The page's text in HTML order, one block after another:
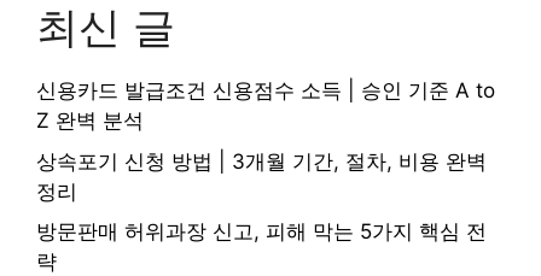
최신 글
신용카드 발급조건 신용점수 소득 | 승인 기준 A to
Z 완벽 분석
상속포기 신청 방법 | 3개월 기간, 절차, 비용 완벽
정리
방문판매 허위과장 신고, 피해 막는 5가지 핵심 전
략